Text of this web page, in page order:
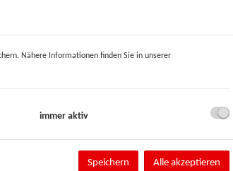
Nähere Informationen finden Sie in unserer
immer aktiv
Speichern Alle akzeptieren